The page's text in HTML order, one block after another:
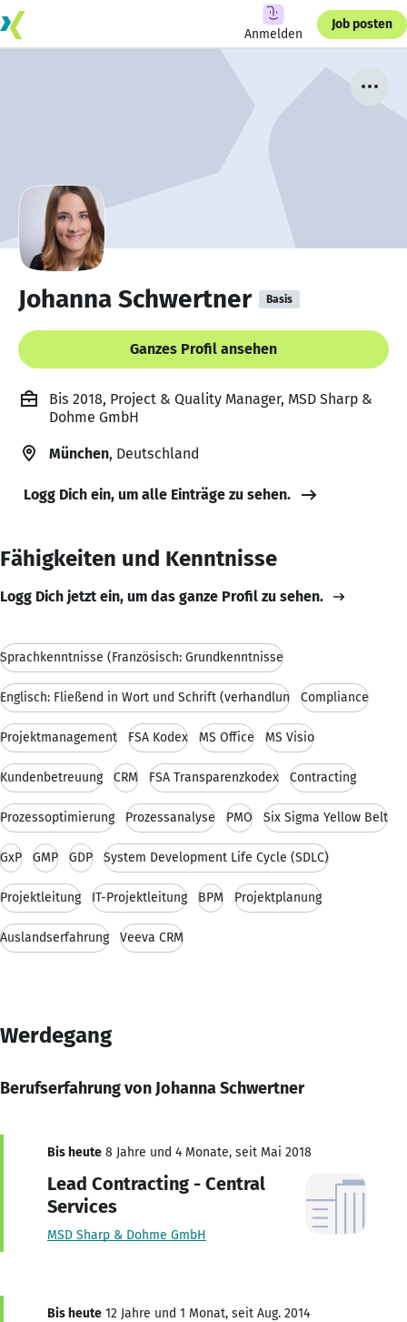
Anmelden
Job posten
Johanna Schwertner Basis
Ganzes Profil ansehen
Bis 2018, Project & Quality Manager, MSD Sharp &
Dohme GmbH
München, Deutschland
Logg Dich ein, um alle Einträge zu sehen.
Fähigkeiten und Kenntnisse
Logg Dich jetzt ein, um das ganze Profil zu sehen.
Sprachkenntnisse (Französisch: Grundkenntnisse
Englisch: Fließend in Wort und Schrift (verhandlun Compliance
Projektmanagement FSA Kodex MS Office MS Visio
Kundenbetreuung CRM FSA Transparenzkodex Contracting
Prozessoptimierung Prozessanalyse PMO Six Sigma Yellow Belt
GxP GMP GDP System Development Life Cycle (SDLC)
Projektleitung IT-Projektleitung BPM Projektplanung
Auslandserfahrung Veeva CRM
Werdegang
Berufserfahrung von Johanna Schwertner
Bis heute 8 Jahre und 4 Monate, seit Mai 2018
Lead Contracting - Central
Services
MSD Sharp & Dohme GmbH
Bis heute 12 Jahre und 1 Monat, seit Aug. 2014